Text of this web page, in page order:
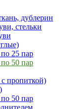
дублерин
стельки
25 пар
50 пар
пропиткой)
50 пар